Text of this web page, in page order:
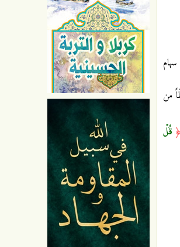
من
قُلْ